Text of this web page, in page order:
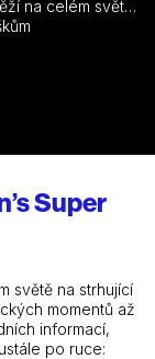
na celém světě.
ostrovního
Super
světě na strhující
momentů až
informací,
po ruce: